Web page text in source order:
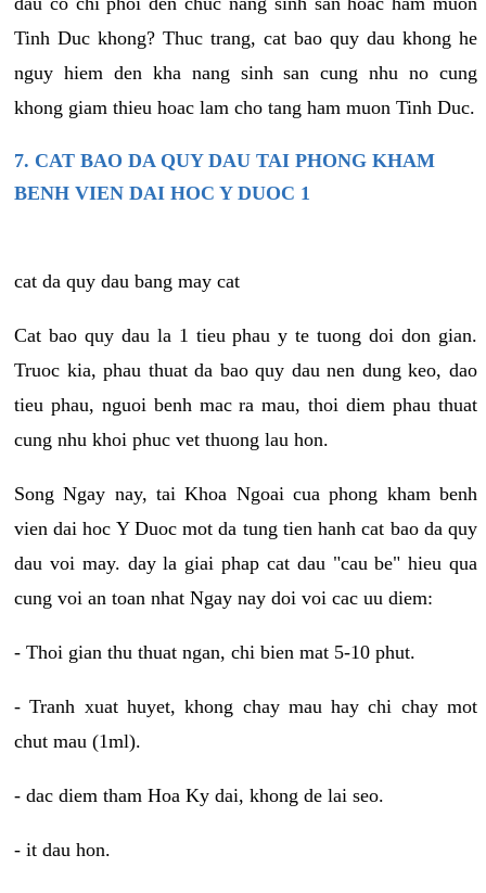
Tinh Duc khong? Thuc trang, cat bao quy dau khong he
nguy hiem den kha nang sinh san cung nhu no cung
khong giam thieu hoac lam cho tang ham muon Tinh Duc.
7. CAT BAO DA QUY DAU TAI PHONG KHAM
BENH VIEN DAI HOC Y DUOC 1
cat da quy dau bang may cat
Cat bao quy dau la 1 tieu phau y te tuong doi don gian.
Truoc kia, phau thuat da bao quy dau nen dung keo, dao
tieu phau, nguoi benh mac ra mau, thoi diem phau thuat
cung nhu khoi phuc vet thuong lau hon.
Song Ngay nay, tai Khoa Ngoai cua phong kham benh
vien dai hoc Y Duoc mot da tung tien hanh cat bao da quy
dau voi may. day la giai phap cat dau "cau be" hieu qua
cung voi an toan nhat Ngay nay doi voi cac uu diem:
- Thoi gian thu thuat ngan, chi bien mat 5-10 phut.
- Tranh xuat huyet, khong chay mau hay chi chay mot
chut mau (1ml).
- dac diem tham Hoa Ky dai, khong de lai seo.
- it dau hon.